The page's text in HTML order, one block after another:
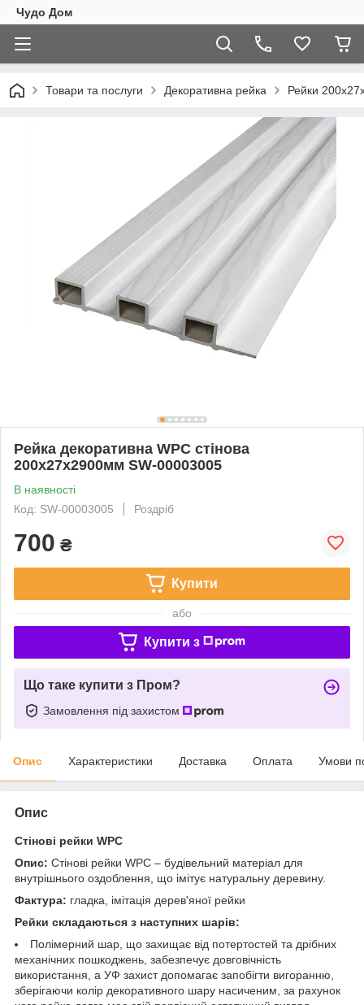
Чудо Дом
Товари та послуги Декоративна рейка Рейки
Рейка декоративна WPC стінова
200х27х2900мм SW-00003005
В наявності
Код: SW-00003005
Роздріб
700 ₴
Купити
або
Купити з
Що таке купити з Пром?
Замовлення під захистом
Опис Характеристики Доставка Оплата Умови
Опис
Стінові рейки WPC
Опис: Стінові рейки WPC – будівельний матеріал для
внутрішнього оздоблення, що імітує натуральну деревину.
Фактура: гладка, імітація дерев'яної рейки
Рейки складаються з наступних шарів:
Полімерний шар, що захищає від потертостей та дрібних
механічних пошкоджень, забезпечує довговічність
використання, а УФ захист допомагає запобігти вигоранню,
зберігаючи колір декоративного шару насиченим, за рахунок